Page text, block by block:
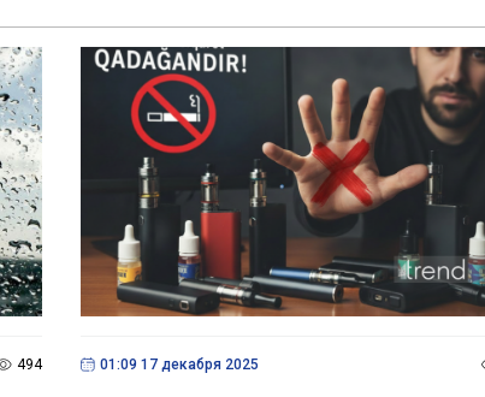
494 01:09 17 декабря 2025
В Азербайджане вводится запрет на
продажу и использование электронных
сигарет